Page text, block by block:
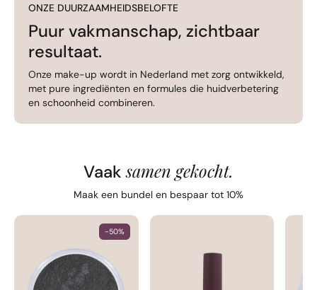
ONZE DUURZAAMHEIDSBELOFTE
Puur vakmanschap, zichtbaar
resultaat.
Onze make-up wordt in Nederland met zorg ontwikkeld,
met pure ingrediënten en formules die huidverbetering
en schoonheid combineren.
Vaaksamen gekocht.
Maak een bundel en bespaar tot 10%
-50%